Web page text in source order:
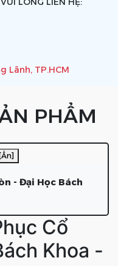
Lãnh, TP.HCM
PHẨM
[Ẩn]
- Đại Học Bách
Cổ
Khoa -